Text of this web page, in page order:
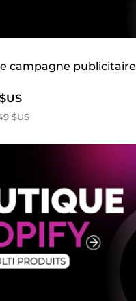
campagne publicitaire
$US